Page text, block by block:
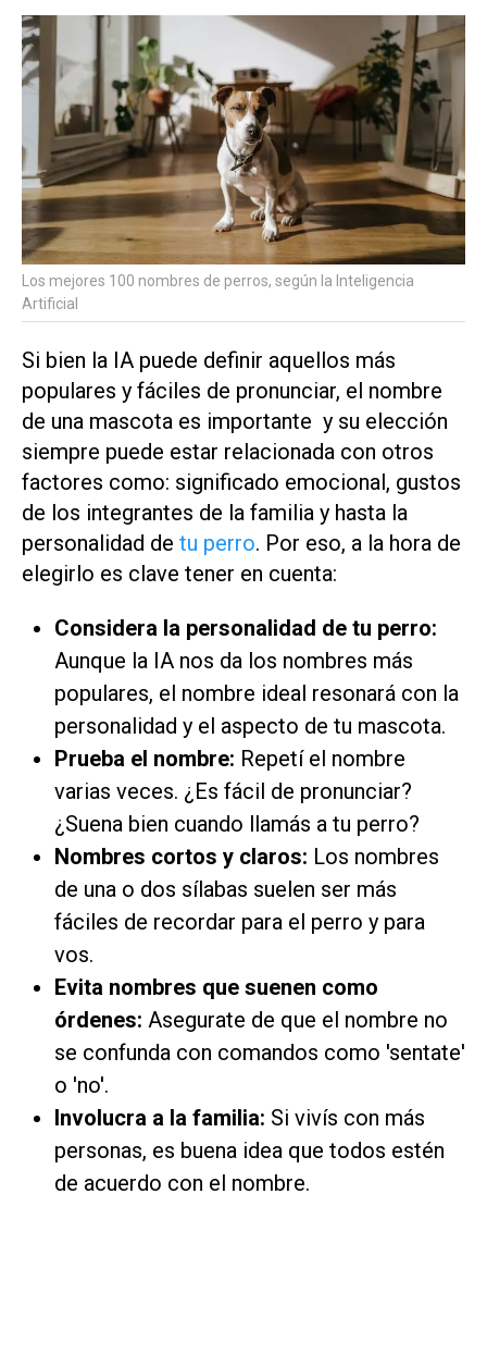
Los mejores 100 nombres de perros, según la Inteligencia
Artificial
Si bien la IA puede definir aquellos más
populares y fáciles de pronunciar, el nombre
de una mascota es importante y su elección
siempre puede estar relacionada con otros
factores como: significado emocional, gustos
de los integrantes de la familia y hasta la
personalidad de tu perro. Por eso, a la hora de
elegirlo es clave tener en cuenta:
Considera la personalidad de tu perro:
Aunque la IA nos da los nombres más
populares, el nombre ideal resonará con la
personalidad y el aspecto de tu mascota.
Prueba el nombre: Repetí el nombre
varias veces. ¿Es fácil de pronunciar?
¿Suena bien cuando llamás a tu perro?
Nombres cortos y claros: Los nombres
de una o dos sílabas suelen ser más
fáciles de recordar para el perro y para
vos.
Evita nombres que suenen como
órdenes: Asegurate de que el nombre no
se confunda con comandos como 'sentate'
o 'no'.
Involucra a la familia: Si vivís con más
personas, es buena idea que todos estén
de acuerdo con el nombre.